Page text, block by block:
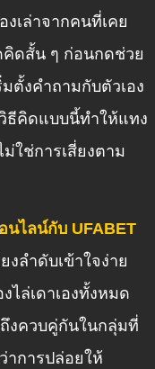
เล่าจากคนที่เคย
ดสั้น ๆ ก่อนกดช่วย
ตั้งคำถามกับตัวเอง
ธีคิดแบบนี้ทำให้แทง
ใช่การเสี่ยงตาม
นไลน์กับ UFABET
งลำดับเข้าใจง่าย
ล่เดาเองทั้งหมด
งควบคู่กันในกลุ่มที่
าการปล่อยให้